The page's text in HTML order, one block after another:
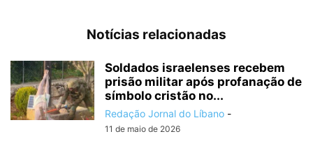
Notícias relacionadas
Soldados israelenses recebem
prisão militar após profanação de
símbolo cristão no...
Redação Jornal do Líbano -
11 de maio de 2026